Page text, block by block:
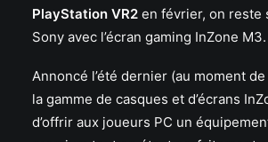
PlayStation VR2 en février, on reste
Sony avec l’écran gaming InZone M3.
Annoncé l’été dernier (au moment
la gamme de casques et d’écrans
d’offrir aux joueurs PC un